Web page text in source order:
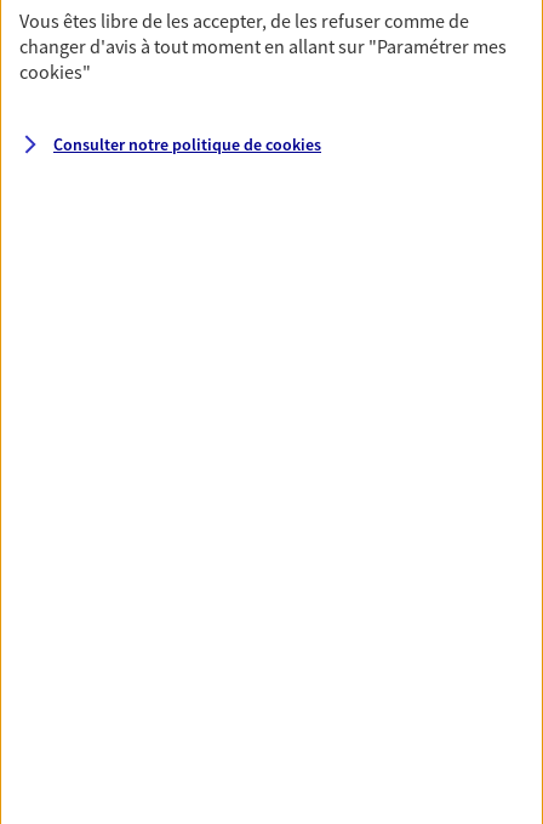
Prévoyance
contrat prévoyance. Préservez vos proches en cas
Vous êtes libre de les accepter, de les refuser comme de
changer d'avis à tout moment en allant sur "Paramétrer mes
cookies"
Consulter notre politique decookies